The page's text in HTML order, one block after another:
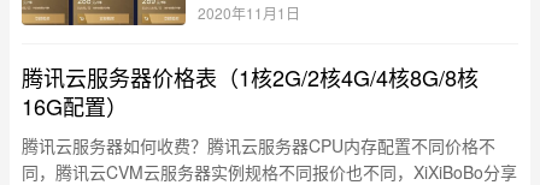
2020年11月1日
腾讯云服务器价格表（1核2G/2核4G/4核8G/8核
16G配置）
腾讯云服务器如何收费？腾讯云服务器CPU内存配置不同价格不
同，腾讯云CVM云服务器实例规格不同报价也不同，XiXiBoBo分享